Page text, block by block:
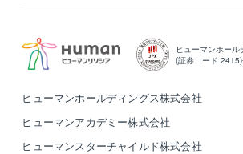
ヒューマンホール
(証券コード
ヒューマンホールディングス株式会社
ヒューマンアカデミー株式会社
ヒューマンスターチャイルド株式会社